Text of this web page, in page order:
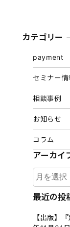
カテゴリー
payment
セミナー情
相談事例
お知らせ
コラム
アーカイ
ア
ー
カ
ブ
最近の投
【出版】